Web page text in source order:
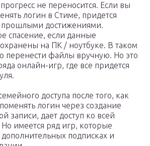
не переносится. Если вы
логин в Стиме, придется
прошлыми достижениями.
спасение, если данные
на ПК / ноутбуке. В таком
перенести файлы вручную. Но это
онлайн-игр, где все придется
доступа после того, как
логин через создание
записи, дает доступ ко всей
имеется ряд игр, которые
подписках и